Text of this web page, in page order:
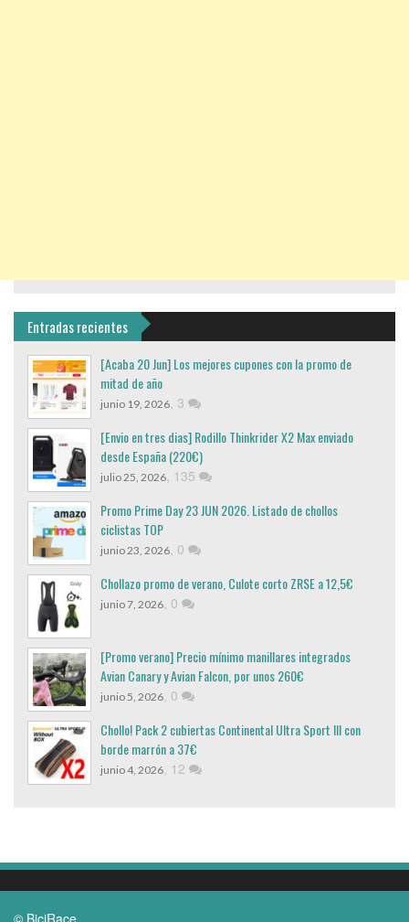
Entradas recientes
[Acaba 20 Jun] Los mejores cupones con la promo de
mitad de año
junio 19, 2026, 3
[Envio en tres dias] Rodillo Thinkrider X2 Max enviado
desde España (220€)
julio 25, 2026, 135
Promo Prime Day 23 JUN 2026. Listado de chollos
ciclistas TOP
junio 23, 2026, 0
Chollazo promo de verano, Culote corto ZRSE a 12,5€
junio 7, 2026, 0
[Promo verano] Precio mínimo manillares integrados
Avian Canary y Avian Falcon, por unos 260€
junio 5, 2026, 0
Chollo! Pack 2 cubiertas Continental Ultra Sport III con
borde marrón a 37€
junio 4, 2026, 12
© BiciRace